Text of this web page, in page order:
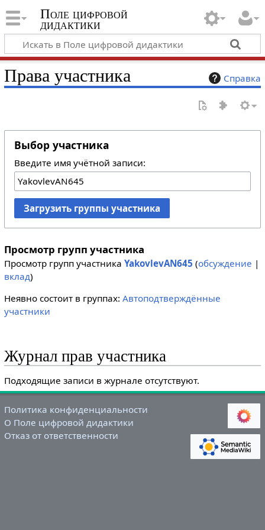
Поле цифровой
дидактики
Справка
Права участника
Выбор участника
Введите имя учётной записи:
Загрузить группы участника
Просмотр групп участника
Просмотр групп участника YakovlevAN645 (обсуждение |
вклад)
Неявно состоит в группах: Автоподтверждённые
участники
Журнал прав участника
Подходящие записи в журнале отсутствуют.
Политика конфиденциальности
О Поле цифровой дидактики
Отказ от ответственности